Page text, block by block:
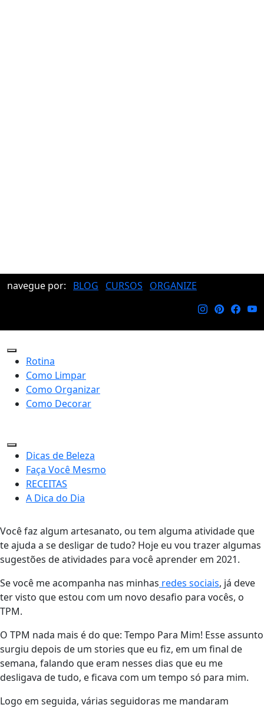
navegue por: BLOG CURSOS ORGANIZE
Rotina
Como Limpar
Como Organizar
Como Decorar
Dicas de Beleza
Faça Você Mesmo
RECEITAS
A Dica do Dia
Você faz algum artesanato, ou tem alguma atividade que
te ajuda a se desligar de tudo? Hoje eu vou trazer algumas
sugestões de atividades para você aprender em 2021.
Se você me acompanha nas minhas redes sociais, já deve
ter visto que estou com um novo desafio para vocês, o
TPM.
O TPM nada mais é do que: Tempo Para Mim! Esse assunto
surgiu depois de um stories que eu fiz, em um final de
semana, falando que eram nesses dias que eu me
desligava de tudo, e ficava com um tempo só para mim.
Logo em seguida, várias seguidoras me mandaram